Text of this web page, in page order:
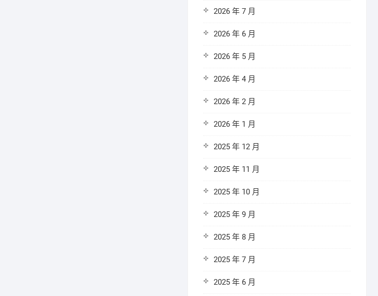
2026 年 7 月
2026 年 6 月
2026 年 5 月
2026 年 4 月
2026 年 2 月
2026 年 1 月
2025 年 12 月
2025 年 11 月
2025 年 10 月
2025 年 9 月
2025 年 8 月
2025 年 7 月
2025 年 6 月